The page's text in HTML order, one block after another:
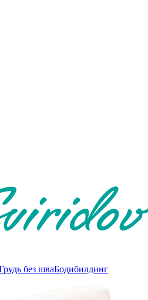
без шваБодибилдинг